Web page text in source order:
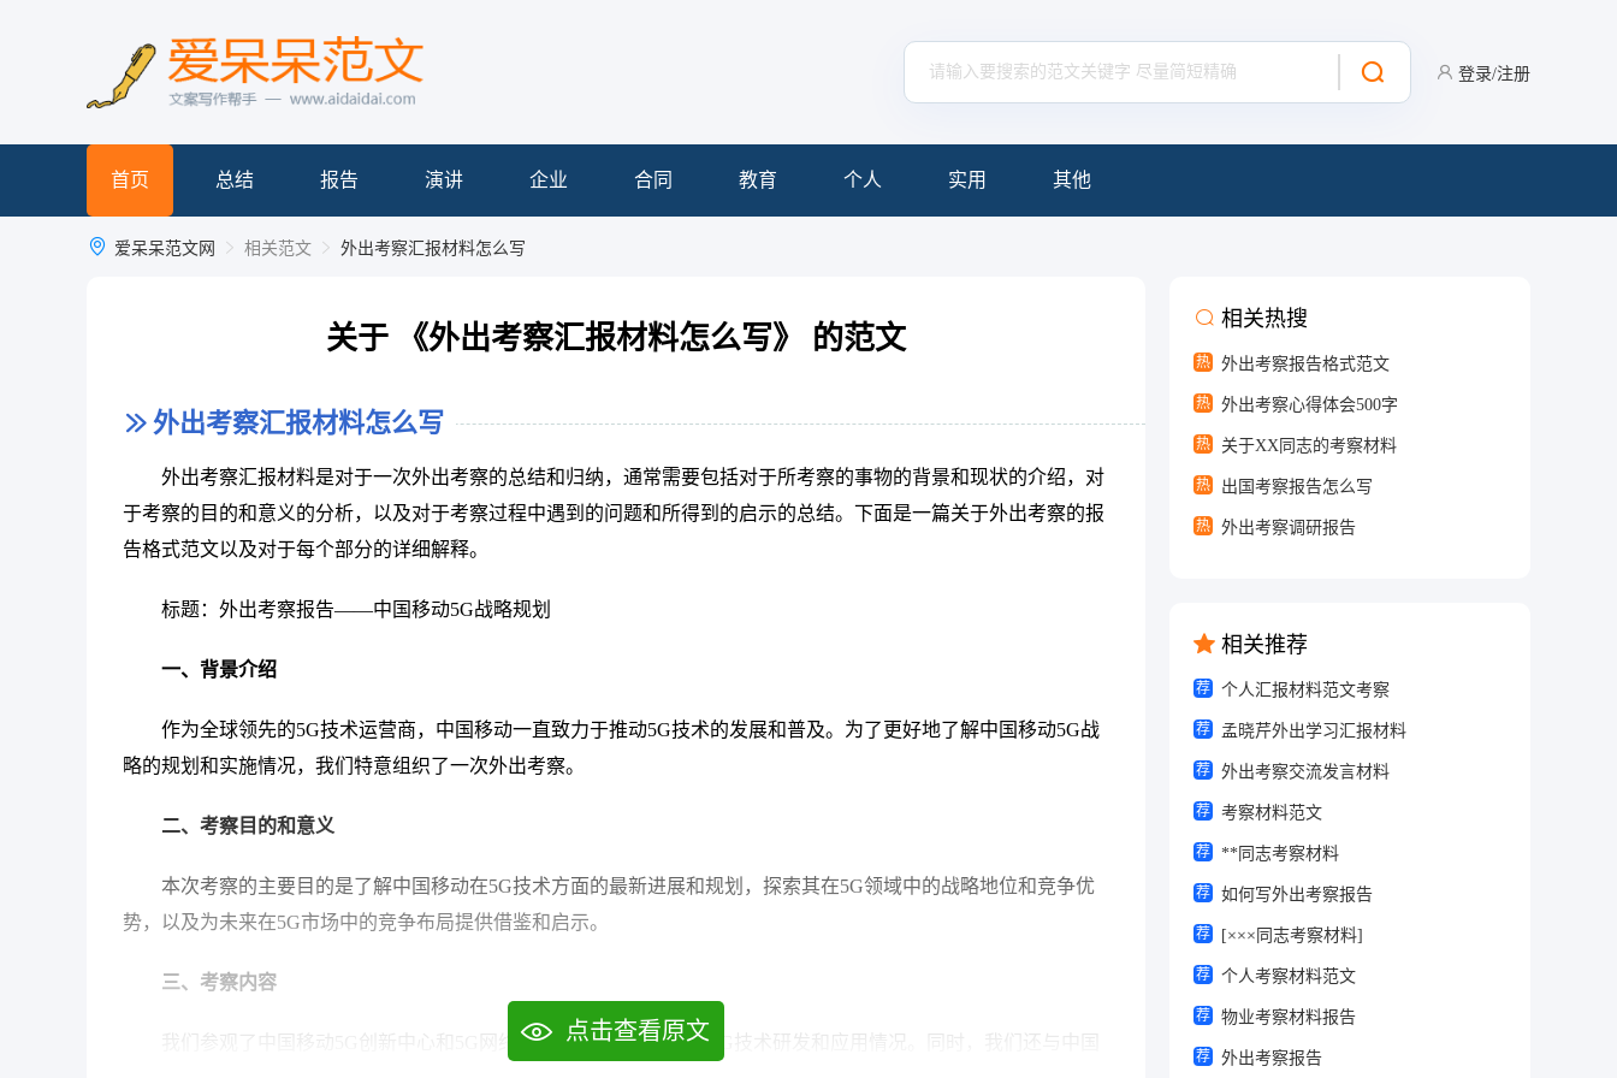
登录/注册
首页 总结 报告 演讲 企业 合同 教育 个人 实用 其他
爱呆呆范文网 相关范文 外出考察汇报材料怎么写
关于 《外出考察汇报材料怎么写》 的范文
外出考察汇报材料怎么写
外出考察汇报材料是对于一次外出考察的总结和归纳，通常需要包括对于所考察的事物的背景和现状的介绍，对
于考察的目的和意义的分析，以及对于考察过程中遇到的问题和所得到的启示的总结。下面是一篇关于外出考察的报
告格式范文以及对于每个部分的详细解释。
标题：外出考察报告——中国移动5G战略规划
一、背景介绍
作为全球领先的5G技术运营商，中国移动一直致力于推动5G技术的发展和普及。为了更好地了解中国移动5G战
略的规划和实施情况，我们特意组织了一次外出考察。
二、考察目的和意义
本次考察的主要目的是了解中国移动在5G技术方面的最新进展和规划，探索其在5G领域中的战略地位和竞争优
势，以及为未来在5G市场中的竞争布局提供借鉴和启示。
三、考察内容
我们参观了中国移动5G创新中心和5G网络实验室，实地了解了其5G技术研发和应用情况。同时，我们还与中国
点击查看原文
相关热搜
热 外出考察报告格式范文
热 外出考察心得体会500字
热 关于XX同志的考察材料
热 出国考察报告怎么写
热 外出考察调研报告
相关推荐
荐 个人汇报材料范文考察
荐 孟晓芹外出学习汇报材料
荐 外出考察交流发言材料
荐 考察材料范文
荐 **同志考察材料
荐 如何写外出考察报告
荐 [×××同志考察材料]
荐 个人考察材料范文
荐 物业考察材料报告
荐 外出考察报告